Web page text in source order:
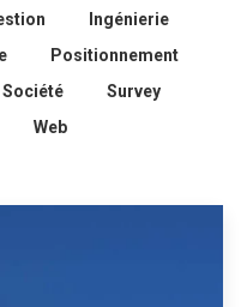
Ingénierie
Positionnement
Société
Survey
Web